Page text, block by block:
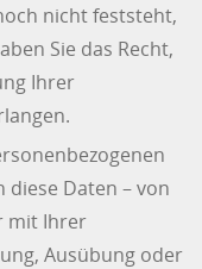
nicht feststeht,
Sie das Recht,
Ihrer
Daten – von
mit Ihrer
Ausübung oder